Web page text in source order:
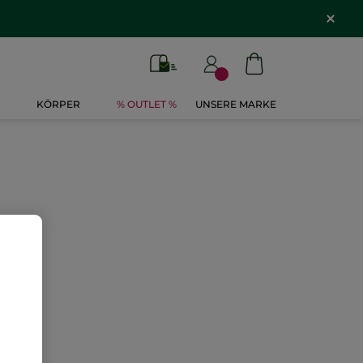
KÖRPER % OUTLET % UNSERE MARKE